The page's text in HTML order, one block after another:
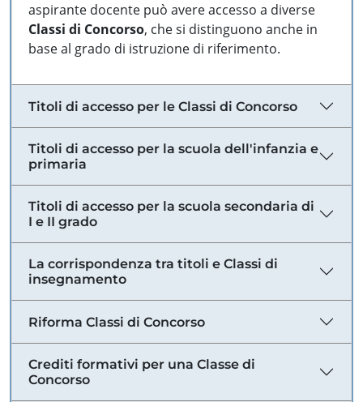
aspirante docente può avere accesso a diverse
Classi di Concorso, che si distinguono anche in
base al grado di istruzione di riferimento.
Titoli di accesso per le Classi di Concorso
Titoli di accesso per la scuola dell'infanzia e
primaria
Titoli di accesso per la scuola secondaria di
I e II grado
La corrispondenza tra titoli e Classi di
insegnamento
Riforma Classi di Concorso
Crediti formativi per una Classe di
Concorso